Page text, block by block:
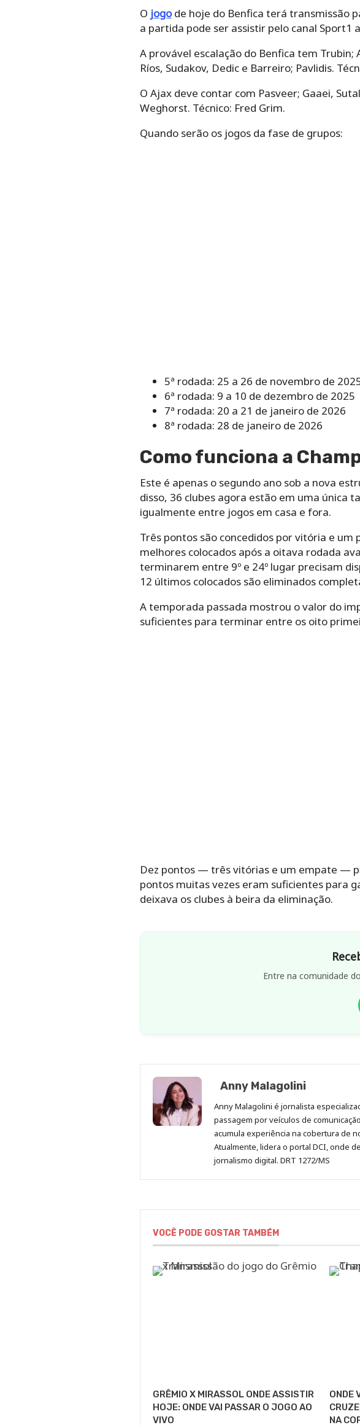
O jogode hoje do Benfica terá transmissão
a partida pode ser assistir pelo canal Sport1
A provável escalação do Benfica tem
Ríos, Sudakov, Dedic e Barreiro; Pavlidis.
O Ajax deve contar com Pasveer; Gaaei,
Weghorst. Técnico: Fred Grim.
Quando serão os jogos da fase de grupos:
5ª rodada: 25 a 26 de novembro de
6ª rodada: 9 a 10 de dezembro de 2025
7ª rodada: 20 a 21 de janeiro de 2026
8ª rodada: 28 de janeiro de 2026
Como funciona a
Este é apenas o segundo ano sob a nova
disso, 36 clubes agora estão em uma única
igualmente entre jogos em casa e fora.
Três pontos são concedidos por vitória e um
melhores colocados após a oitava rodada
terminarem entre 9º e 24º lugar precisam
12 últimos colocados são eliminados
A temporada passada mostrou o valor do
suficientes para terminar entre os oito
Dez pontos — três vitórias e um empate —
pontos muitas vezes eram suficientes para
deixava os clubes à beira da eliminação.
Entre na comunidade
Anny Malagolini
Anny Malagolini é jornalista
passagem por veículos de
acumula experiência na cobertura de
Atualmente, lidera o portal DCI, onde
jornalismo digital. DRT 1272/MS
VOCÊ PODE GOSTAR TAMBÉM
GRÊMIO X MIRASSOL ONDE ASSISTIR
HOJE: ONDE VAI PASSAR O JOGO AO
VIVO
ONDE
NA